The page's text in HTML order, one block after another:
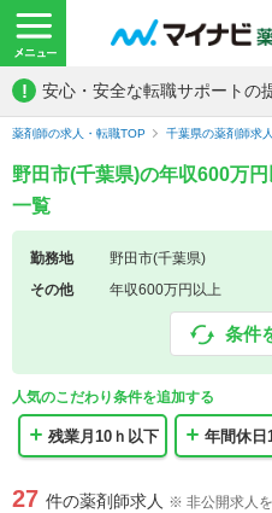
! 安心・安全な転職サポートの
薬剤師の求人・転職TOP 千葉県の薬剤師求人
野田市(千葉県)の年収600万
一覧
勤務地
野田市(千葉県)
その他
年収600万円以上
条件
人気のこだわり条件を追加する
残業月10ｈ以下 年間休日
27 件の薬剤師求人 ※ 非公開求人を